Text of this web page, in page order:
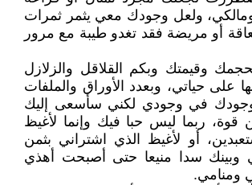
ولعل وجودك معي يثمر ثمرات
أو مريضة فقد تغدو طيبة مع مرور
وقيمتك وبكم القلاقل والزلازل
على حياتي، وبعدد الأوراق والملفات
وجودك في وجودي لكني سأسعى إليك
ربما ليس حبا فيك وإنما لأغيظ
أو لأغيظ الذي اشتراني بثمن
سدا منيعا حتى أصبحت أهذي
ومنامي.